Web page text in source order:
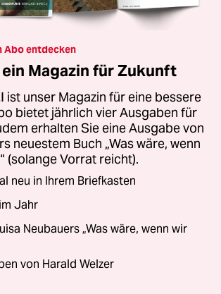
Abo entdecken
Magazin für Zukunft
ist unser Magazin für eine bessere
bietet jährlich vier Ausgaben für
erhalten Sie eine Ausgabe von
neuestem Buch „Was wäre, wenn
(solange Vorrat reicht).
neu in Ihrem Briefkasten
Jahr
Neubauers „Was wäre, wenn wir
von Harald Welzer